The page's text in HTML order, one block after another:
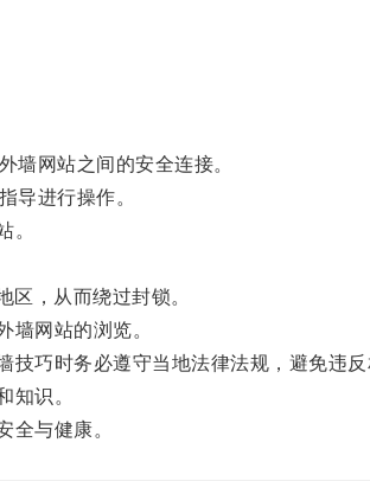
网站之间的安全连接。
进行操作。
。
，从而绕过封锁。
网站的浏览。
巧时务必遵守当地法律法规，避免违反
识。
与健康。